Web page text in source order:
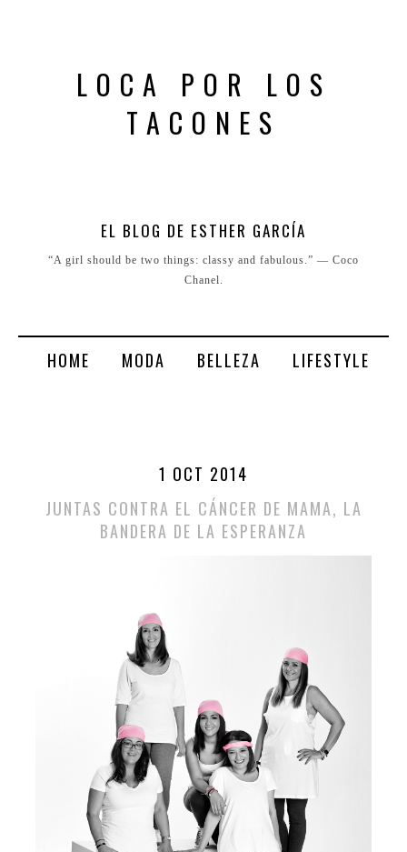
LOCA POR LOS
TACONES
EL BLOG DE ESTHER GARCÍA
“A girl should be two things: classy and fabulous.” ― Coco
Chanel.
HOME MODA BELLEZA LIFESTYLE
1 OCT 2014
JUNTAS CONTRA EL CÁNCER DE MAMA, LA
BANDERA DE LA ESPERANZA